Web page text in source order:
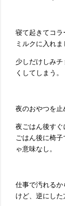
寝て起きてコラ
ミルクに入れま
少しだけしみ
くしてしまう。
夜のおやつを止
夜ごはん後す
ごはん後に椅
ゃ意味なし。
仕事で汚れる
けど、逆にした